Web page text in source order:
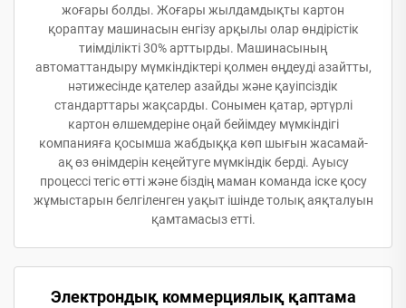
жоғары болды. Жоғары жылдамдықты картон
қораптау машинасын енгізу арқылы олар өндірістік
тиімділікті 30% арттырды. Машинасының
автоматтандыру мүмкіндіктері қолмен өңдеуді азайтты,
нәтижесінде қателер азайды және қауіпсіздік
стандарттары жақсарды. Сонымен қатар, әртүрлі
картон өлшемдеріне оңай бейімдеу мүмкіндігі
компанияға қосымша жабдыққа көп шығын жасамай-
ақ өз өнімдерін кеңейтуге мүмкіндік берді. Ауысу
процессі тегіс өтті және біздің маман команда іске қосу
жұмыстарын белгіленген уақыт ішінде толық аяқталуын
қамтамасыз етті.
Электрондық коммерциялық қаптама